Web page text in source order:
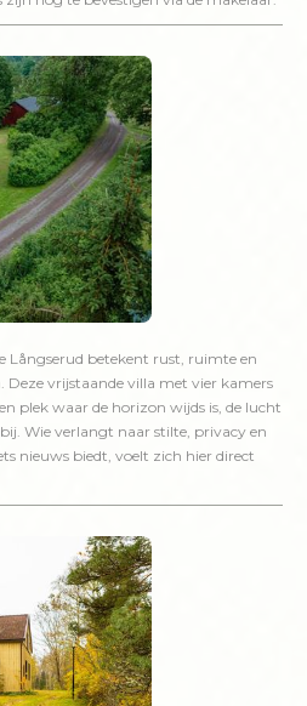
Långserud betekent rust, ruimte en
Deze vrijstaande villa met vier kamers
plek waar de horizon wijds is, de lucht
Wie verlangt naar stilte, privacy en
nieuws biedt, voelt zich hier direct